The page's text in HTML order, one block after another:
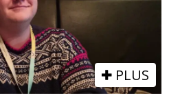
PLUS